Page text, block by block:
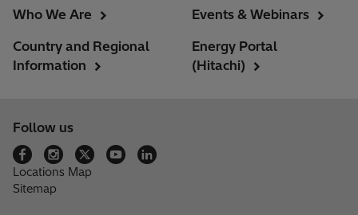
Who We Are
Country and Regional
Information
Events & Webinars
Energy Portal
(Hitachi)
Follow us
Locations Map
Sitemap